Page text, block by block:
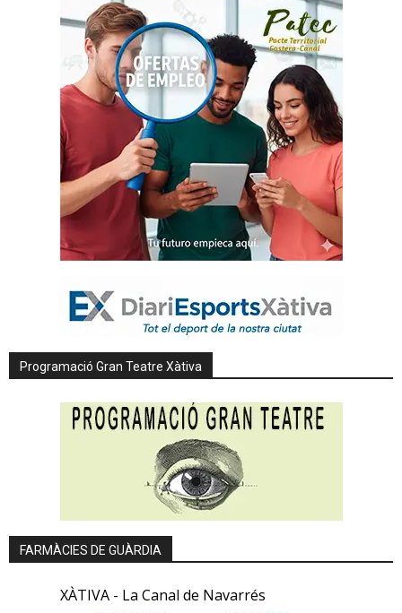
Programació Gran Teatre Xàtiva
FARMÀCIES DE GUÀRDIA
XÀTIVA - La Canal de Navarrés